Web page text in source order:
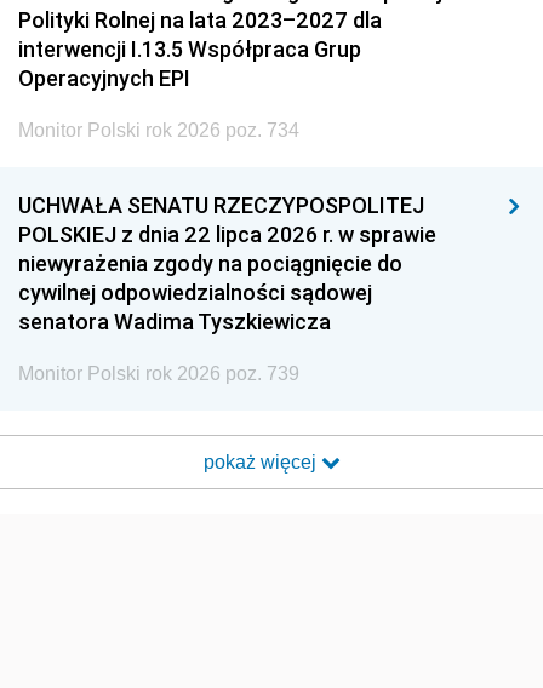
Polityki Rolnej na lata 2023–2027 dla
interwencji I.13.5 Współpraca Grup
Operacyjnych EPI
Monitor Polski rok 2026 poz. 734
UCHWAŁA SENATU RZECZYPOSPOLITEJ
POLSKIEJ z dnia 22 lipca 2026 r. w sprawie
niewyrażenia zgody na pociągnięcie do
cywilnej odpowiedzialności sądowej
senatora Wadima Tyszkiewicza
Monitor Polski rok 2026 poz. 739
pokaż więcej